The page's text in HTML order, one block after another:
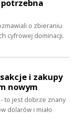
potrzebna
o zbieraniu
cyfrowej dominacji.
i zakupy
nowym
to jest dobrze znany
dolarów i miało